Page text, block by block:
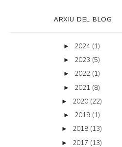
ARXIU DEL BLOG
► 2024 (1)
► 2023 (5)
► 2022 (1)
► 2021 (8)
► 2020 (22)
► 2019 (1)
► 2018 (13)
► 2017 (13)